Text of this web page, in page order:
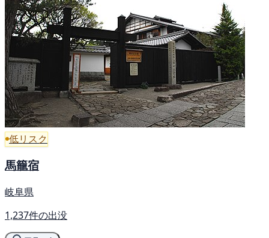
低リスク
馬籠宿
岐阜県
1,237件の出没